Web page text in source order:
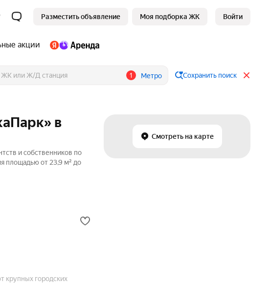
Разместить объявление Моя подборка ЖК Войти
акции
1 Метро Сохранить поиск
Смотреть на карте
в
и собственников по
площадью от 23,9 м² до
крупных городских